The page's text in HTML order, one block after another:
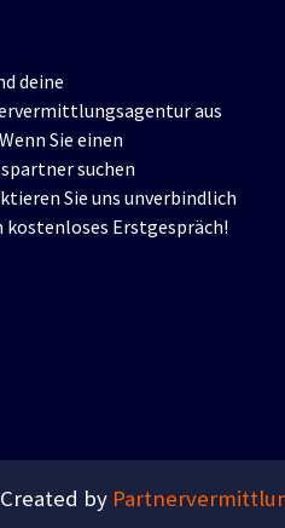
deine
aus
Sie einen
suchen
Sie uns unverbindlich
kostenloses Erstgespräch!
by